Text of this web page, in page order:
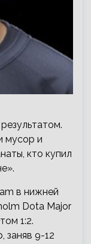
мусор и
кто купил
в нижней
Dota Major
1:2.
заняв 9-12